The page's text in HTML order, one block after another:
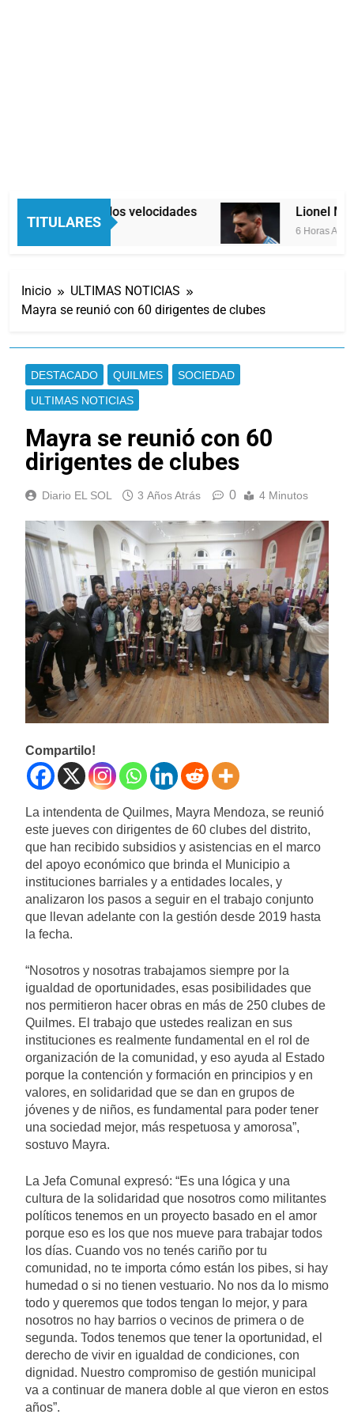
TITULARES
Economía en dos velocidades Lionel
6 Horas Atrás
Inicio
ULTIMAS NOTICIAS
Mayra se reunió con 60 dirigentes de clubes
DESTACADO QUILMES
SOCIEDAD
ULTIMAS NOTICIAS
Mayra se reunió con 60
dirigentes de clubes
Diario EL SOL 3 Años Atrás 0 4 Minutos
Compartilo!
La intendenta de Quilmes, Mayra Mendoza, se reunió
este jueves con dirigentes de 60 clubes del distrito,
que han recibido subsidios y asistencias en el marco
del apoyo económico que brinda el Municipio a
instituciones barriales y a entidades locales, y
analizaron los pasos a seguir en el trabajo conjunto
que llevan adelante con la gestión desde 2019 hasta
la fecha.
“Nosotros y nosotras trabajamos siempre por la
igualdad de oportunidades, esas posibilidades que
nos permitieron hacer obras en más de 250 clubes de
Quilmes. El trabajo que ustedes realizan en sus
instituciones es realmente fundamental en el rol de
organización de la comunidad, y eso ayuda al Estado
porque la contención y formación en principios y en
valores, en solidaridad que se dan en grupos de
jóvenes y de niños, es fundamental para poder tener
una sociedad mejor, más respetuosa y amorosa”,
sostuvo Mayra.
La Jefa Comunal expresó: “Es una lógica y una
cultura de la solidaridad que nosotros como militantes
políticos tenemos en un proyecto basado en el amor
porque eso es los que nos mueve para trabajar todos
los días. Cuando vos no tenés cariño por tu
comunidad, no te importa cómo están los pibes, si hay
humedad o si no tienen vestuario. No nos da lo mismo
todo y queremos que todos tengan lo mejor, y para
nosotros no hay barrios o vecinos de primera o de
segunda. Todos tenemos que tener la oportunidad, el
derecho de vivir en igualdad de condiciones, con
dignidad. Nuestro compromiso de gestión municipal
va a continuar de manera doble al que vieron en estos
años”.